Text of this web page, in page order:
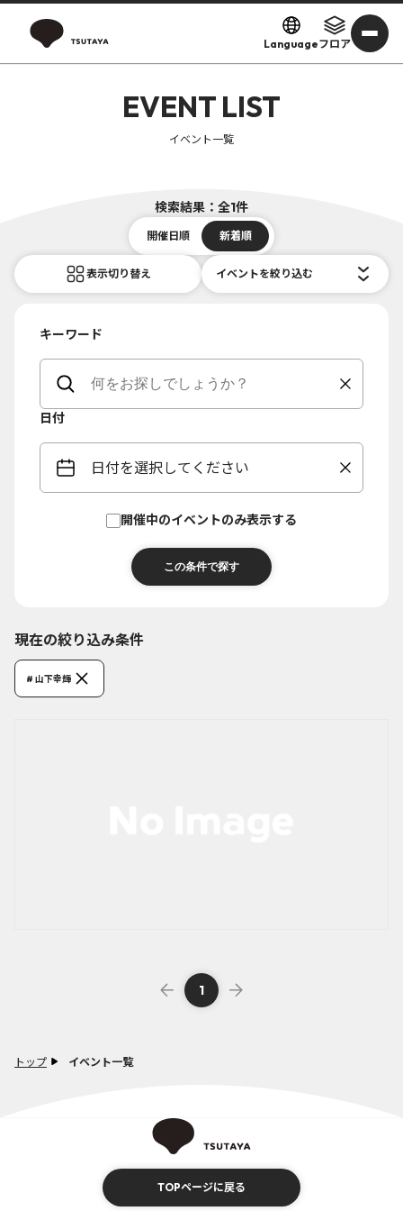
Languageフロア
トップ イベント一覧
EVENT LIST
イベント一覧
検索結果：全1件
開催日順 新着順
表示切り替え イベントを絞り込む
キーワード
日付
日付を選択してください
開催中のイベントのみ表示する
現在の絞り込み条件
# 山下幸輝
1
TOPページに戻る